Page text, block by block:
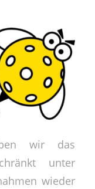
wir das
unter
wieder